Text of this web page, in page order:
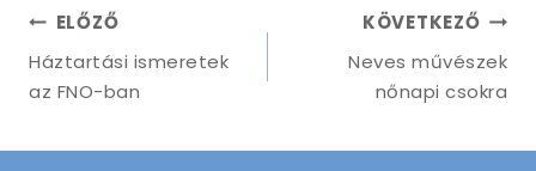
Bejegyzés
navigáció
ELŐZŐ
Háztartási ismeretek
az FNO-ban
KÖVETKEZŐ
Neves művészek
nőnapi csokra